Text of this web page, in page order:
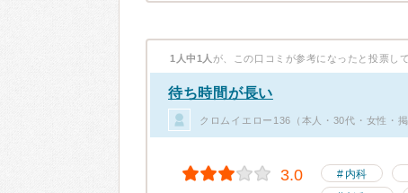
1人中1人 が、この口コミが参考になったと投票して
待ち時間が長い
クロムイエロー136（本人・30代・女性・掲
3.0 内科